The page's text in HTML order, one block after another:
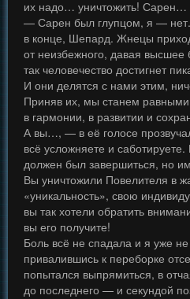
их надо… уничтожить! Сарен…
— Сарен был глупцом, я —
в конце, Шепард. Жнецы
от неизбежного, давая
так человечество достигнет
И они делятся с нами этим,
Приняв их, мы станем
в гармонии, в развитии и
А вы…, — в её голосе
всё усложняете и
должен был завершиться, но
Вы уничтожили Повелителя в
«уникальность», свою
вы так хотели обратить
вы его получите!
Боль всё не спадала и я уже
привалившись к переборке
попытался выпрямиться, в
до последнего — и секундой